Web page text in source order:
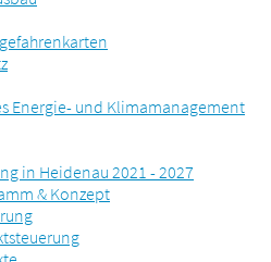
Energie- und Klimamanagement
in Heidenau 2021 - 2027
& Konzept